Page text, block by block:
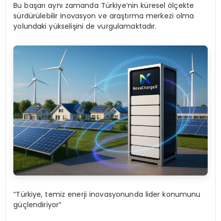
Bu başarı aynı zamanda Türkiye’nin küresel ölçekte
sürdürülebilir inovasyon ve araştırma merkezi olma
yolundaki yükselişini de vurgulamaktadır.
“Türkiye, temiz enerji inovasyonunda lider konumunu
güçlendiriyor”